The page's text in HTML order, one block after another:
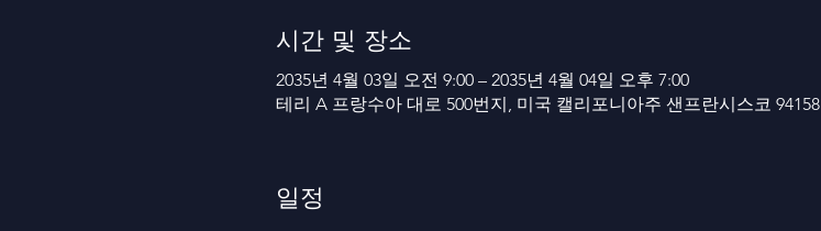
시간 및 장소
2035년 4월 03일 오전 9:00 – 2035년 4월 04일 오후 7:00
테리 A 프랑수아 대로 500번지, 미국 캘리포니아주 샌프란시스코 94158
일정